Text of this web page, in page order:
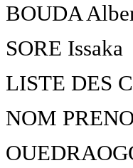
BOUDA
SORE Issaka
LISTE DES
NOM